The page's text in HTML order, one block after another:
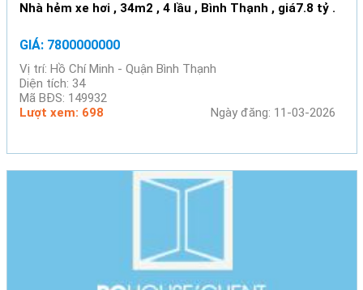
Nhà hẻm xe hơi , 34m2 , 4 lầu , Bình Thạnh , giá7.8 tỷ .
GIÁ: 7800000000
Vị trí: Hồ Chí Minh - Quận Bình Thạnh
Diện tích: 34
Mã BĐS: 149932
Lượt xem: 698
Ngày đăng: 11-03-2026